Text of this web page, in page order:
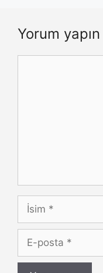
Yorum yapın
İsim
posta